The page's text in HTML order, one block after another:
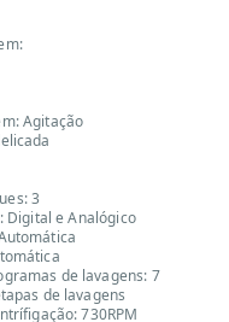
Agitação
3
Digital e Analógico
de lavagens: 7
de lavagens
730RPM